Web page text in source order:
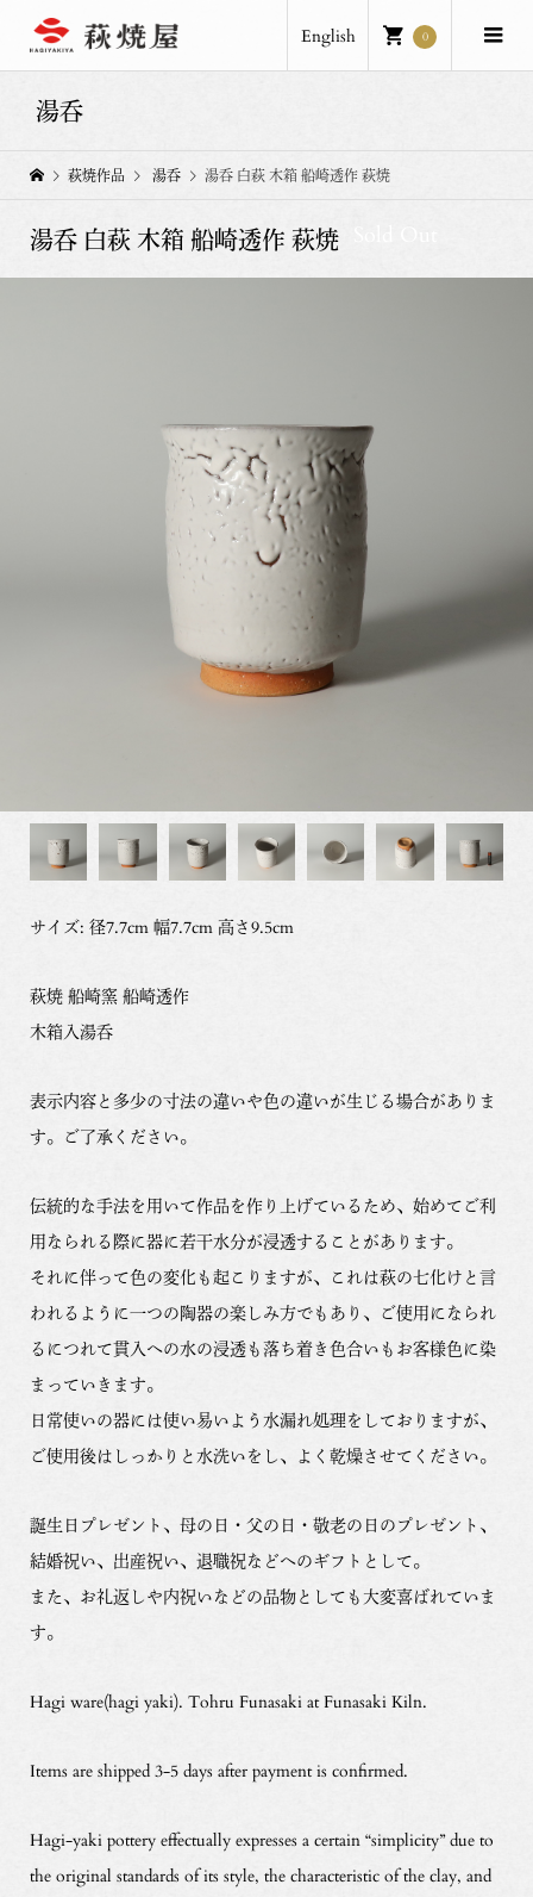
English 0
湯呑
萩焼作品 湯呑 湯呑 白萩 木箱 船崎透作 萩焼
湯呑 白萩 木箱 船崎透作 萩焼
サイズ: 径7.7cm 幅7.7cm 高さ9.5cm
萩焼 船崎窯 船崎透作
木箱入湯呑
表示内容と多少の寸法の違いや色の違いが生じる場合がありま
す。ご了承ください。
伝統的な手法を用いて作品を作り上げているため、始めてご利
用なられる際に器に若干水分が浸透することがあります。
それに伴って色の変化も起こりますが、これは萩の七化けと言
われるように一つの陶器の楽しみ方でもあり、ご使用になられ
るにつれて貫入への水の浸透も落ち着き色合いもお客様色に染
まっていきます。
日常使いの器には使い易いよう水漏れ処理をしておりますが、
ご使用後はしっかりと水洗いをし、よく乾燥させてください。
誕生日プレゼント、母の日・父の日・敬老の日のプレゼント、
結婚祝い、出産祝い、退職祝などへのギフトとして。
また、お礼返しや内祝いなどの品物としても大変喜ばれていま
す。
Hagi ware(hagi yaki). Tohru Funasaki at Funasaki Kiln.
Items are shipped 3-5 days after payment is confirmed.
Hagi-yaki pottery effectually expresses a certain “simplicity” due to
the original standards of its style, the characteristic of the clay, and